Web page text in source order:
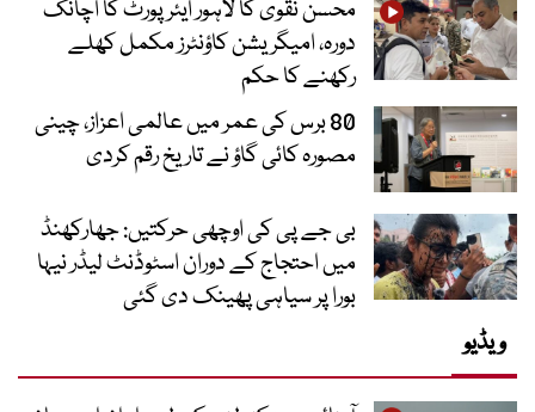
محسن نقوی کا لاہور ایئرپورٹ کا اچانک
دورہ، امیگریشن کاؤنٹرز مکمل کھلے
رکھنے کا حکم
80 برس کی عمر میں عالمی اعزاز، چینی
مصورہ کائی گاؤ نے تاریخ رقم کردی
بی جے پی کی اوچھی حرکتیں: جھارکھنڈ
میں احتجاج کے دوران اسٹوڈنٹ لیڈر نیہا
بورا پر سیاہی پھینک دی گئی
ویڈیو